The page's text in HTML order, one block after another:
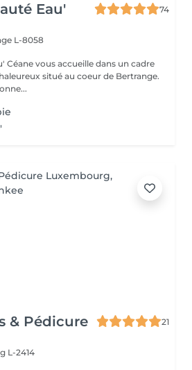
Eau'
74
L-8058
Céane vous accueille dans un cadre
situé au coeur de Bertrange.
& Pédicure
21
L-2414